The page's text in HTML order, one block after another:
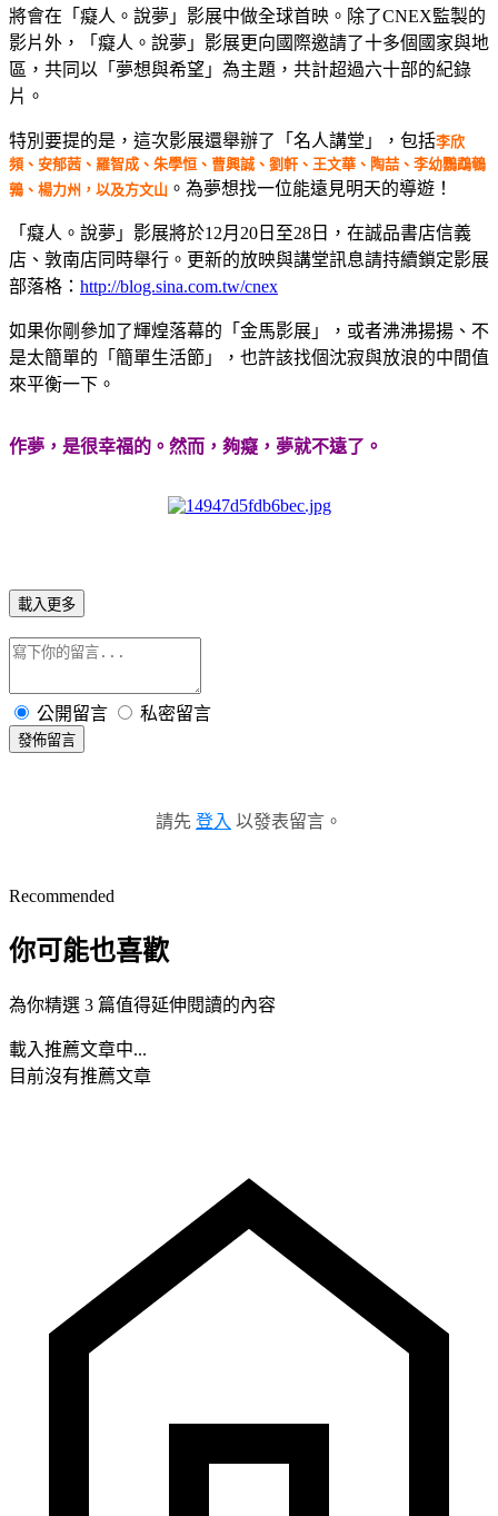
將會在「癡人。說夢」影展中做全球首映。除了CNEX監製的
影片外，「癡人。說夢」影展更向國際邀請了十多個國家與地
區，共同以「夢想與希望」為主題，共計超過六十部的紀錄
片。
特別要提的是，這次影展還舉辦了「名人講堂」，包括李欣
頻、安郁茜、羅智成、朱學恒、曹興誠、劉軒、王文華、陶喆、李幼鸚鵡鵪
鶉、楊力州，以及方文山 。為夢想找一位能遠見明天的導遊！
「癡人。說夢」影展將於12月20日至28日，在誠品書店信義
店、敦南店同時舉行。更新的放映與講堂訊息請持續鎖定影展
部落格： http://blog.sina.com.tw/cnex
如果你剛參加了輝煌落幕的「金馬影展」，或者沸沸揚揚、不
是太簡單的「簡單生活節」，也許該找個沈寂與放浪的中間值
來平衡一下。
作夢，是很幸福的。然而，夠癡，夢就不遠了。
載入更多
公開留言 私密留言
發佈留言
請先 登入 以發表留言。
Recommended
你可能也喜歡
為你精選 3 篇值得延伸閱讀的內容
載入推薦文章中...
目前沒有推薦文章